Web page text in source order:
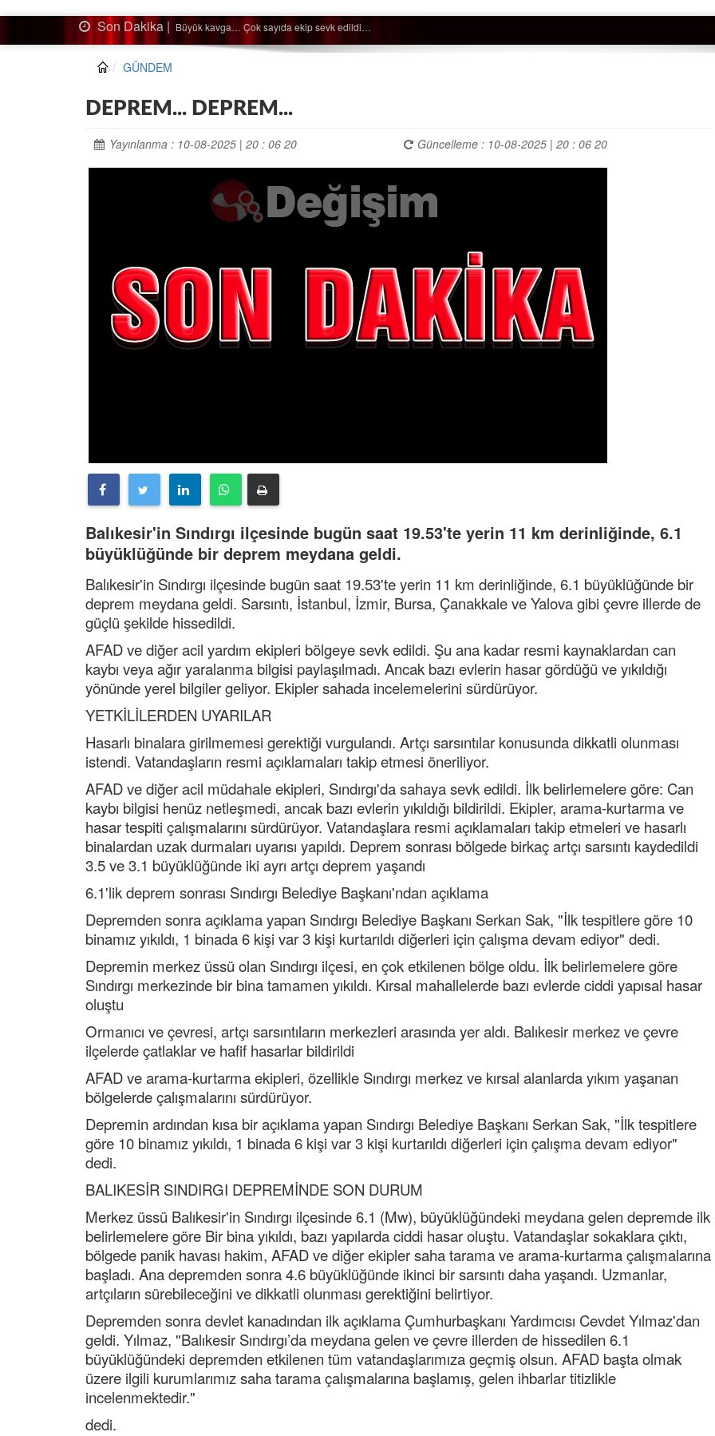
Son Dakika | Ağaçtan düştü…
GÜNDEM
DEPREM... DEPREM...
Yayınlanma : 10-08-2025 | 20 : 06 20 Güncelleme : 10-08-2025 | 20 : 06 20
Balıkesir'in Sındırgı ilçesinde bugün saat 19.53'te yerin 11 km derinliğinde, 6.1
büyüklüğünde bir deprem meydana geldi.
Balıkesir'in Sındırgı ilçesinde bugün saat 19.53'te yerin 11 km derinliğinde, 6.1 büyüklüğünde bir
deprem meydana geldi. Sarsıntı, İstanbul, İzmir, Bursa, Çanakkale ve Yalova gibi çevre illerde de
güçlü şekilde hissedildi.
AFAD ve diğer acil yardım ekipleri bölgeye sevk edildi. Şu ana kadar resmi kaynaklardan can
kaybı veya ağır yaralanma bilgisi paylaşılmadı. Ancak bazı evlerin hasar gördüğü ve yıkıldığı
yönünde yerel bilgiler geliyor. Ekipler sahada incelemelerini sürdürüyor.
YETKİLİLERDEN UYARILAR
Hasarlı binalara girilmemesi gerektiği vurgulandı. Artçı sarsıntılar konusunda dikkatli olunması
istendi. Vatandaşların resmi açıklamaları takip etmesi öneriliyor.
AFAD ve diğer acil müdahale ekipleri, Sındırgı'da sahaya sevk edildi. İlk belirlemelere göre: Can
kaybı bilgisi henüz netleşmedi, ancak bazı evlerin yıkıldığı bildirildi. Ekipler, arama-kurtarma ve
hasar tespiti çalışmalarını sürdürüyor. Vatandaşlara resmi açıklamaları takip etmeleri ve hasarlı
binalardan uzak durmaları uyarısı yapıldı. Deprem sonrası bölgede birkaç artçı sarsıntı kaydedildi
3.5 ve 3.1 büyüklüğünde iki ayrı artçı deprem yaşandı
6.1'lik deprem sonrası Sındırgı Belediye Başkanı'ndan açıklama
Depremden sonra açıklama yapan Sındırgı Belediye Başkanı Serkan Sak, "İlk tespitlere göre 10
binamız yıkıldı, 1 binada 6 kişi var 3 kişi kurtarıldı diğerleri için çalışma devam ediyor" dedi.
Depremin merkez üssü olan Sındırgı ilçesi, en çok etkilenen bölge oldu. İlk belirlemelere göre
Sındırgı merkezinde bir bina tamamen yıkıldı. Kırsal mahallelerde bazı evlerde ciddi yapısal hasar
oluştu
Ormanıcı ve çevresi, artçı sarsıntıların merkezleri arasında yer aldı. Balıkesir merkez ve çevre
ilçelerde çatlaklar ve hafif hasarlar bildirildi
AFAD ve arama-kurtarma ekipleri, özellikle Sındırgı merkez ve kırsal alanlarda yıkım yaşanan
bölgelerde çalışmalarını sürdürüyor.
Depremin ardından kısa bir açıklama yapan Sındırgı Belediye Başkanı Serkan Sak, "İlk tespitlere
göre 10 binamız yıkıldı, 1 binada 6 kişi var 3 kişi kurtarıldı diğerleri için çalışma devam ediyor"
dedi.
BALIKESİR SINDIRGI DEPREMİNDE SON DURUM
Merkez üssü Balıkesir'in Sındırgı ilçesinde 6.1 (Mw), büyüklüğündeki meydana gelen depremde ilk
belirlemelere göre Bir bina yıkıldı, bazı yapılarda ciddi hasar oluştu. Vatandaşlar sokaklara çıktı,
bölgede panik havası hakim, AFAD ve diğer ekipler saha tarama ve arama-kurtarma çalışmalarına
başladı. Ana depremden sonra 4.6 büyüklüğünde ikinci bir sarsıntı daha yaşandı. Uzmanlar,
artçıların sürebileceğini ve dikkatli olunması gerektiğini belirtiyor.
Depremden sonra devlet kanadından ilk açıklama Çumhurbaşkanı Yardımcısı Cevdet Yılmaz'dan
geldi. Yılmaz, "Balıkesir Sındırgı’da meydana gelen ve çevre illerden de hissedilen 6.1
büyüklüğündeki depremden etkilenen tüm vatandaşlarımıza geçmiş olsun. AFAD başta olmak
üzere ilgili kurumlarımız saha tarama çalışmalarına başlamış, gelen ihbarlar titizlikle
incelenmektedir."
dedi.
Op. Dr. Erol GÜNEN
Kemiklerinizi Sessizce Çürüten 6
Alışkanlık
Şenol AZMAN
Derdime bir çare!” – 2-
KİLO KONTROLÜNDE KİLİT
NOKTA: ARA ÖĞÜNLER
Konuk Yazar
Temiz enerji ve gelecek
mücadelesi
Özkan Doğan
YEREL RADYO VE REKLAM
ibrahim yalçınkaya